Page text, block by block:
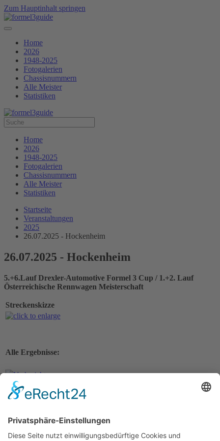
Zum Hauptinhalt springen
Home
2026
1948-2025
Fotogalerien
Chassisnummern
Alle Meister
Statistiken
Home
2026
1948-2025
Fotogalerien
Chassisnummern
Alle Meister
Statistiken
Startseite
Veranstaltungen
2025
26.07.2025 - Hockenheim
26.07.2025 - Hockenheim
5.+6.Lauf Drexler-Automotive Formel 3 Cup / 1.+2. Lauf
Österreichische Rennwagen Meisterschaft
Streckenskizze
Alle Ergebnisse:
Vorbericht
Nennungsliste Rennen 1
Ergebnis freies Training 1
Ergebnis Zeittraining
Original Zeitnahme